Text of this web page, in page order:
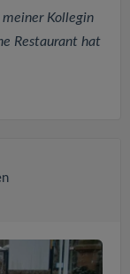
Kollegin
Restaurant hat